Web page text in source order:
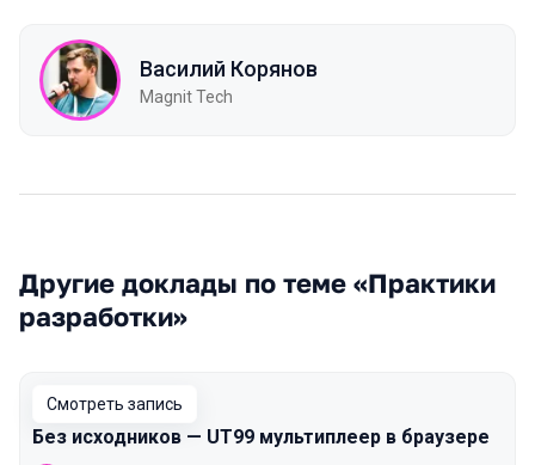
Василий Корянов
Magnit Tech
Другие доклады по теме «Практики
разработки»
Смотреть запись
Без исходников — UT99 мультиплеер в браузере